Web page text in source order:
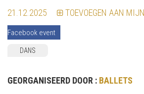
21.12.2025 TOEVOEGEN AAN
Facebook event
DANS
GEORGANISEERD DOOR : BALLETS